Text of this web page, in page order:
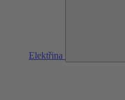
Elektřina